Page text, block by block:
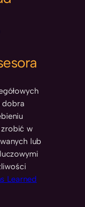
dobra
w
lub
Learned